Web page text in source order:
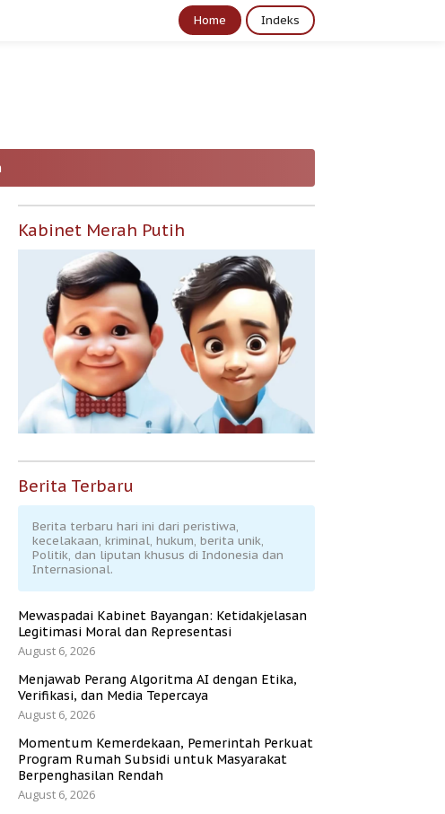
Home Indeks
Kabinet Merah Putih
Berita Terbaru
Berita terbaru hari ini dari peristiwa,
kecelakaan, kriminal, hukum, berita unik,
Politik, dan liputan khusus di Indonesia dan
Internasional.
Mewaspadai Kabinet Bayangan: Ketidakjelasan
Legitimasi Moral dan Representasi
August 6, 2026
Menjawab Perang Algoritma AI dengan Etika,
Verifikasi, dan Media Tepercaya
August 6, 2026
Momentum Kemerdekaan, Pemerintah Perkuat
Program Rumah Subsidi untuk Masyarakat
Berpenghasilan Rendah
August 6, 2026